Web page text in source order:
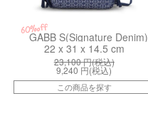
60%off
GABB S(Signature Denim)
22 x 31 x 14.5 cm
23,100円(税込)
9,240 円(税込)
この商品を探す